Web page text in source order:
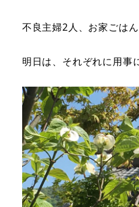
不良主婦2人、お家ごはん
明日は、それぞれに用事